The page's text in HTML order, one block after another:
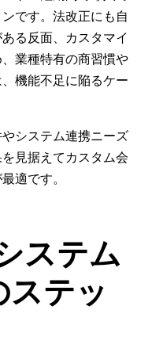
です。法改正にも自
る反面、カスタマイ
業種特有の商習慣や
機能不足に陥るケー
システム連携ニーズ
見据えてカスタム会
適です。
ステム
テッ